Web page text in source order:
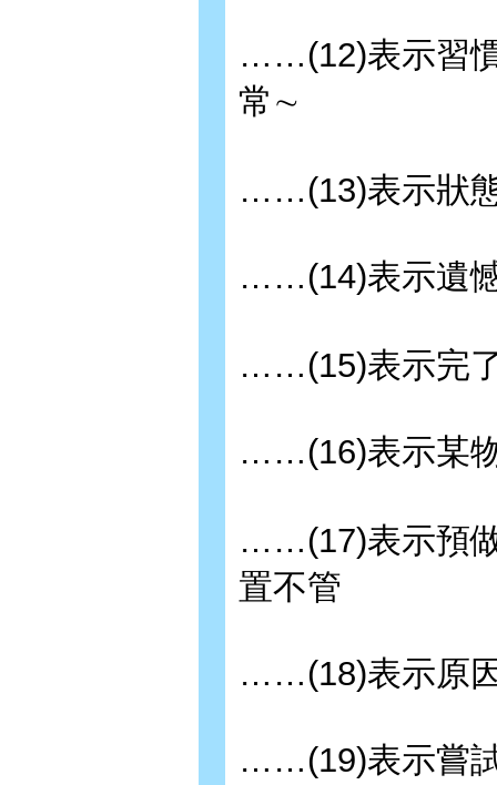
……(12)表示習
常∼
……(13)表示狀
……(14)表示遺
……(15)表示完
……(16)表示某
……(17)表示預
置不管
……(18)表示原
……(19)表示嘗